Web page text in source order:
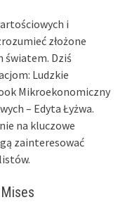
i
złożone
światem. Dziś
Ludzkie
Mikroekonomiczny
– Edyta Łyżwa.
na kluczowe
zainteresować